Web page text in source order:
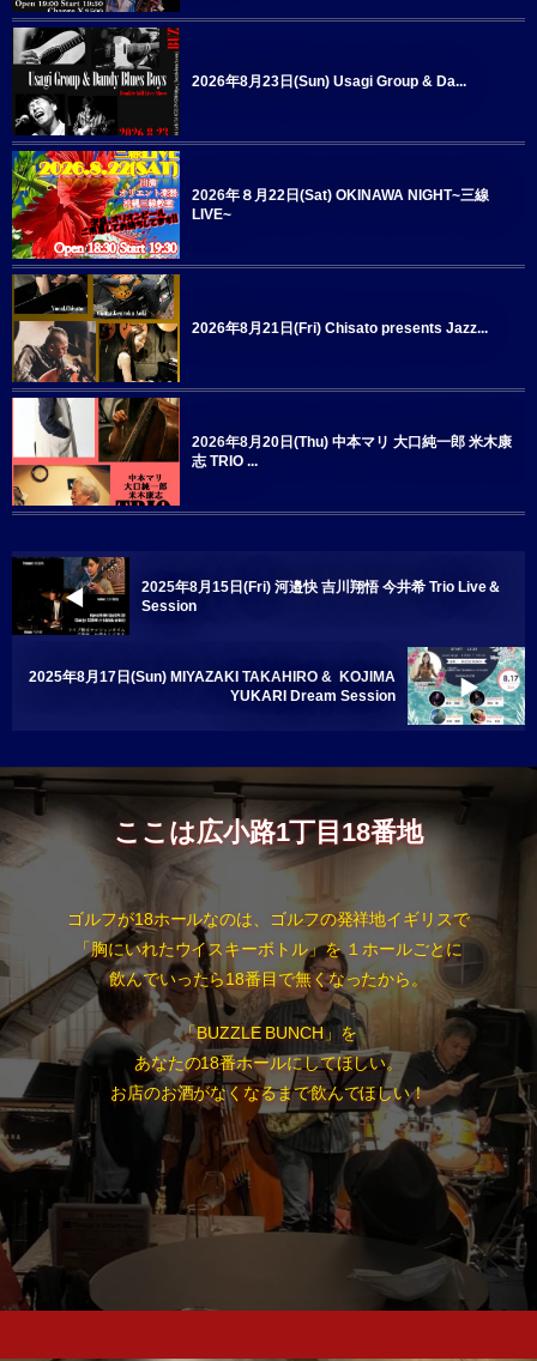
2026年8月23日(Sun) Usagi Group & Da...
2026年８月22日(Sat) OKINAWA NIGHT~三線
LIVE~
2026年8月21日(Fri) Chisato presents Jazz...
2026年8月20日(Thu) 中本マリ 大口純一郎 米木康
志 TRIO ...
2025年8月15日(Fri) 河邉快 吉川翔悟 今井希 Trio Live＆
Session
2025年8月17日(Sun) MIYAZAKI TAKAHIRO & KOJIMA
YUKARI Dream Session
ここは広小路1丁目18番地
ゴルフが18ホールなのは、ゴルフの発祥地イギリスで
「胸にいれたウイスキーボトル」を １ホールごとに
飲んでいったら18番目で無くなったから。
「BUZZLE BUNCH」を
あなたの18番ホールにしてほしい。
お店のお酒がなくなるまで飲んでほしい！